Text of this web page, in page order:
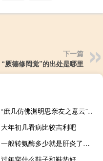
下一篇
“厥德修罔觉”的出处是哪里
“庶几仿佛渊明思亲友之意云”的出处是哪里
大年初几看病比较吉利吧
一般转氨酶多少就是肝炎了（谷丙转氨酶高80严重吗）